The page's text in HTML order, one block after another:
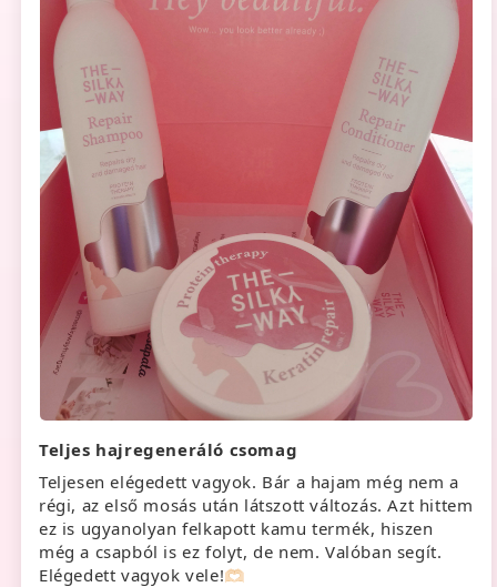
Teljes hajregeneráló csomag
Teljesen elégedett vagyok. Bár a hajam még nem a
régi, az első mosás után látszott változás. Azt hittem
ez is ugyanolyan felkapott kamu termék, hiszen
még a csapból is ez folyt, de nem. Valóban segít.
Elégedett vagyok vele!🫶🏻